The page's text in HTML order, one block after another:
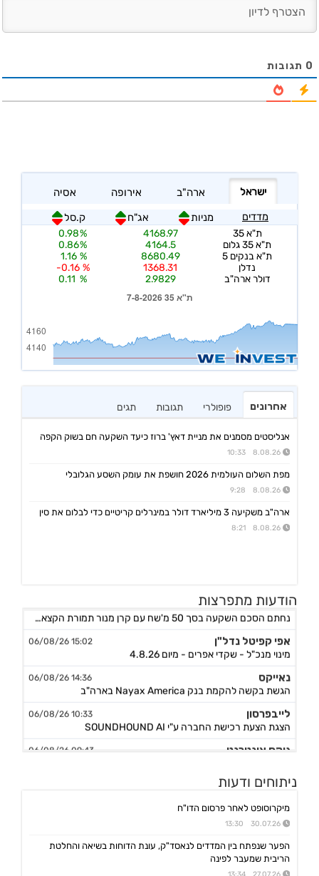
0 תגובות
אחרונים פופולרי תגובות תגים
אנליסטים מסמנים את מניית דאץ' ברוז כיעד השקעה חם בשוק הקפה
8.08.26 10:33
מפת השלום העולמית 2026 חושפת את עומק השסע הגלובלי
8.08.26 9:28
ארה"ב משקיעה 3 מיליארד דולר במינרלים קריטיים כדי לבלום את סין
8.08.26 8:21
הודעות מתפרצות
אורד
אפי קפיטל נדל"ן 15:02 06/08/26
מינוי מנכ"ל - שקדי אפרים - מיום 4.8.26
נאייקס
הגשת בקשה להקמת בנק Nayax America בארה"ב
לייבפרסון 10:33 06/08/26
הצגת הצעת רכישת החברה ע"י SOUNDHOUND AI
גיקס אינטרנט 09:43 06/08/26
אפולו פאוור
ג'ין טכנולוגיות
הסכם רישיון ושירותי פיתוח עם תאגיד בנקאי בישראל,פרטים
גולף
מצגת שוק ההון - דוח רבעון שני 2026
ניתוחים ודעות
מיקרוסופט לאחר פרסום הדו"ח
30.07.26 13:30
הפער שנפתח בין המדדים לנאסד"ק, עונת הדוחות בשיאה והחלטת
הריבית שמעבר לפינה